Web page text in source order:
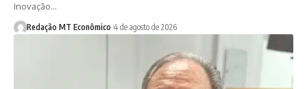
Inovação…
Redação MT Econômico 4 de agosto de 2026